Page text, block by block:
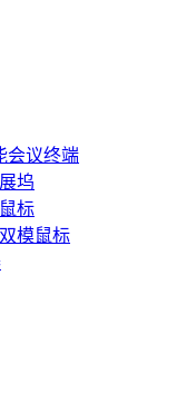
会议终端
坞
标
模鼠标